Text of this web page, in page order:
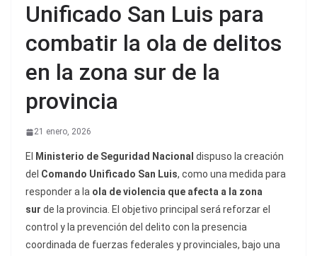
Unificado San Luis para
combatir la ola de delitos
en la zona sur de la
provincia
21 enero, 2026
El Ministerio de Seguridad Nacional dispuso la creación
del Comando Unificado San Luis, como una medida para
responder a la ola de violencia que afecta a la zona
sur de la provincia. El objetivo principal será reforzar el
control y la prevención del delito con la presencia
coordinada de fuerzas federales y provinciales, bajo una